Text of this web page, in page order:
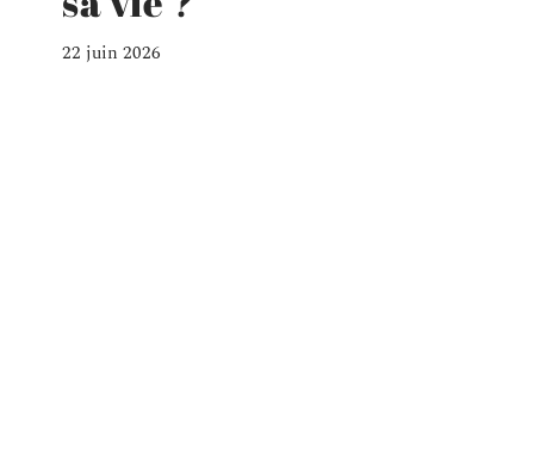
22 juin 2026